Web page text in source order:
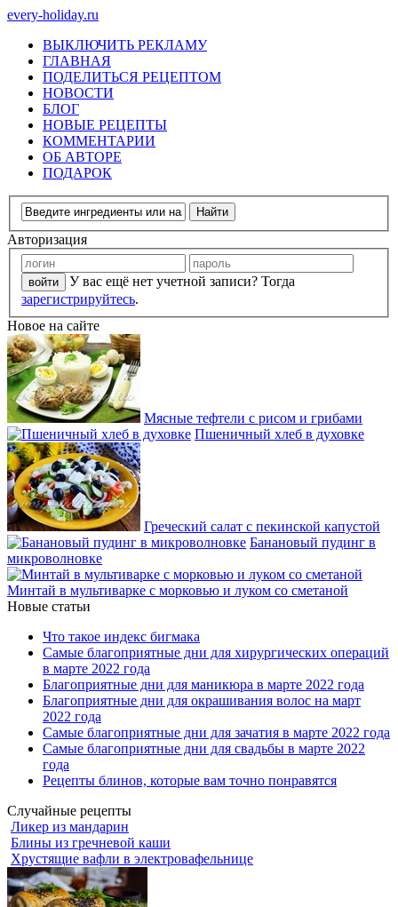
every-holiday.ru
ВЫКЛЮЧИТЬ РЕКЛАМУ
ГЛАВНАЯ
ПОДЕЛИТЬСЯ РЕЦЕПТОМ
НОВОСТИ
БЛОГ
НОВЫЕ РЕЦЕПТЫ
КОММЕНТАРИИ
ОБ АВТОРЕ
ПОДАРОК
Авторизация
У вас ещё нет учетной записи? Тогда
зарегистрируйтесь.
Новое на сайте
Мясные тефтели с рисом и грибами
Пшеничный хлеб в духовке
Греческий салат с пекинской капустой
Банановый пудинг в
микроволновке
Минтай в мультиварке с морковью и луком со сметаной
Новые статьи
Что такое индекс бигмака
Самые благоприятные дни для хирургических операций
в марте 2022 года
Благоприятные дни для маникюра в марте 2022 года
Благоприятные дни для окрашивания волос на март
2022 года
Самые благоприятные дни для зачатия в марте 2022 года
Самые благоприятные дни для свадьбы в марте 2022
года
Рецепты блинов, которые вам точно понравятся
Случайные рецепты
Ликер из мандарин
Блины из гречневой каши
Хрустящие вафли в электровафельнице